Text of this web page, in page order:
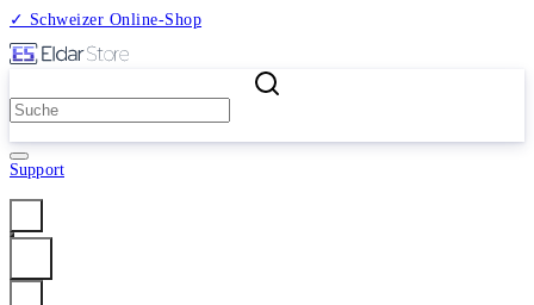
✓ Schweizer Online-Shop
Support